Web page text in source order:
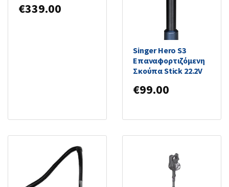
€339.00
Singer Hero S3
Επαναφορτιζόμενη
Σκούπα Stick 22.2V
€99.00